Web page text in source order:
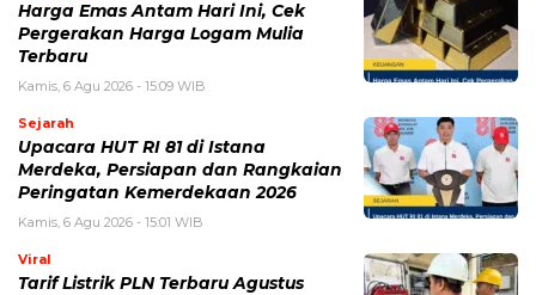
Harga Emas Antam Hari Ini, Cek
Pergerakan Harga Logam Mulia
Terbaru
Kamis, 6 Agu 2026 - 15:09 WIB
Sejarah
Upacara HUT RI 81 di Istana
Merdeka, Persiapan dan Rangkaian
Peringatan Kemerdekaan 2026
Kamis, 6 Agu 2026 - 15:01 WIB
Viral
Tarif Listrik PLN Terbaru Agustus